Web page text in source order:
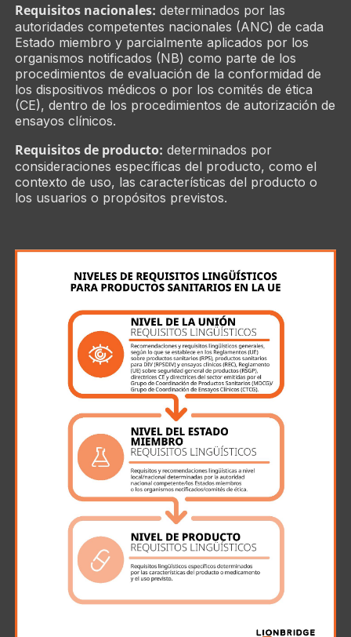
Requisitos nacionales: determinados por las
autoridades competentes nacionales (ANC) de cada
Estado miembro y parcialmente aplicados por los
organismos notificados (NB) como parte de los
procedimientos de evaluación de la conformidad de
los dispositivos médicos o por los comités de ética
(CE), dentro de los procedimientos de autorización de
ensayos clínicos.
Requisitos de producto: determinados por
consideraciones específicas del producto, como el
contexto de uso, las características del producto o
los usuarios o propósitos previstos.